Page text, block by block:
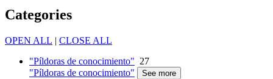
Categories
OPEN ALL | CLOSE ALL
"Píldoras de conocimiento" 27
"Píldoras de conocimiento"
See more